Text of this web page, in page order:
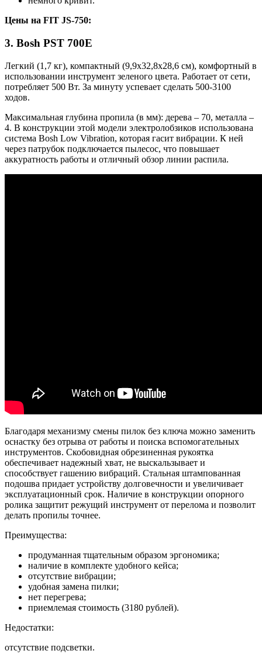
Цены на FIT JS-750:
3. Bosh PST 700E
Легкий (1,7 кг), компактный (9,9х32,8х28,6 см), комфортный в
использовании инструмент зеленого цвета. Работает от сети,
потребляет 500 Вт. За минуту успевает сделать 500-3100
ходов.
Максимальная глубина пропила (в мм): дерева – 70, металла –
4. В конструкции этой модели электролобзиков использована
система Bosh Low Vibration, которая гасит вибрации. К ней
через патрубок подключается пылесос, что повышает
аккуратность работы и отличный обзор линии распила.
Благодаря механизму смены пилок без ключа можно заменить
оснастку без отрыва от работы и поиска вспомогательных
инструментов. Скобовидная обрезиненная рукоятка
обеспечивает надежный хват, не выскальзывает и
способствует гашению вибраций. Стальная штампованная
подошва придает устройству долговечности и увеличивает
эксплуатационный срок. Наличие в конструкции опорного
ролика защитит режущий инструмент от перелома и позволит
делать пропилы точнее.
Преимущества:
продуманная тщательным образом эргономика;
наличие в комплекте удобного кейса;
отсутствие вибрации;
удобная замена пилки;
нет перегрева;
приемлемая стоимость (3180 рублей).
Недостатки:
отсутствие подсветки.